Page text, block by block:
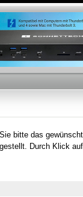
bitte das
Durch Klick